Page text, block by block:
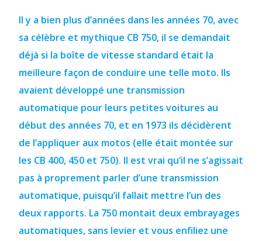
Il y a bien plus d’années dans les années 70, avec
sa célèbre et mythique CB 750, il se demandait
déjà si la boîte de vitesse standard était la
meilleure façon de conduire une telle moto. Ils
avaient développé une transmission
automatique pour leurs petites voitures au
début des années 70, et en 1973 ils décidèrent
de l’appliquer aux motos (elle était montée sur
les CB 400, 450 et 750). Il est vrai qu’il ne s’agissait
pas à proprement parler d’une transmission
automatique, puisqu’il fallait mettre l’un des
deux rapports. La 750 montait deux embrayages
automatiques, sans levier et vous enfiliez une